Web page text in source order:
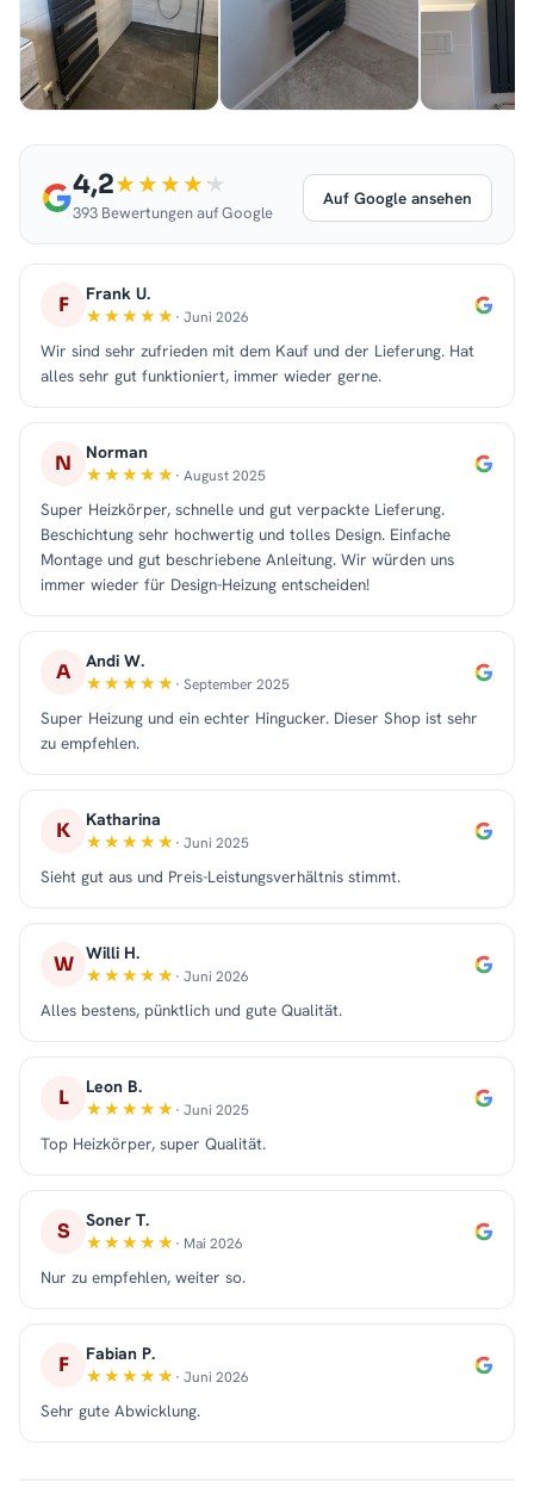
4,2
393 Bewertungen auf Google
Auf Google ansehen
F Frank U.
· Juni 2026
Wir sind sehr zufrieden mit dem Kauf und der Lieferung. Hat
alles sehr gut funktioniert, immer wieder gerne.
N Norman
· August 2025
Super Heizkörper, schnelle und gut verpackte Lieferung.
Beschichtung sehr hochwertig und tolles Design. Einfache
Montage und gut beschriebene Anleitung. Wir würden uns
immer wieder für Design-Heizung entscheiden!
A Andi W.
· September 2025
Super Heizung und ein echter Hingucker. Dieser Shop ist sehr
zu empfehlen.
K Katharina
· Juni 2025
Sieht gut aus und Preis-Leistungsverhältnis stimmt.
W Willi H.
· Juni 2026
Alles bestens, pünktlich und gute Qualität.
L Leon B.
· Juni 2025
Top Heizkörper, super Qualität.
S Soner T.
· Mai 2026
Nur zu empfehlen, weiter so.
F Fabian P.
· Juni 2026
Sehr gute Abwicklung.